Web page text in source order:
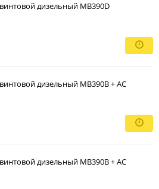
дизельный MB390D
дизельный MB390B + AC
дизельный MB390B + AC